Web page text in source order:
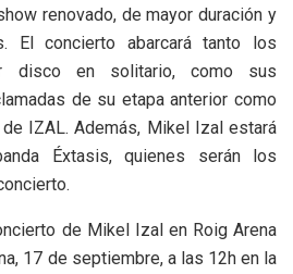
renovado, de mayor duración y
El concierto abarcará tanto los
disco en solitario, como sus
de su etapa anterior como
IZAL. Además, Mikel Izal estará
Éxtasis, quienes serán los
de Mikel Izal en Roig Arena
17 de septiembre, a las 12h en la